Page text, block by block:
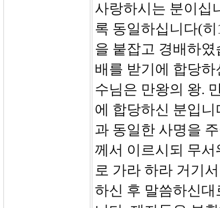
사랑하시는 분이십
록 동일하십니다(
을 붙잡고 경배하
배를 받기에 합당
수님은 만왕의 왕.
에 합당하신 분입
과 동일한 사명을
께서 이르시되 무
로 가라 하라 거기
하신 후 말씀하신